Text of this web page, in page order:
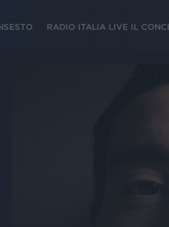
RADIO ITALIA LIVE IL